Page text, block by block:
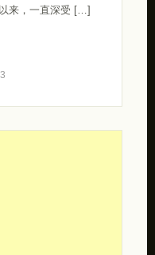
来，一直深受 […]